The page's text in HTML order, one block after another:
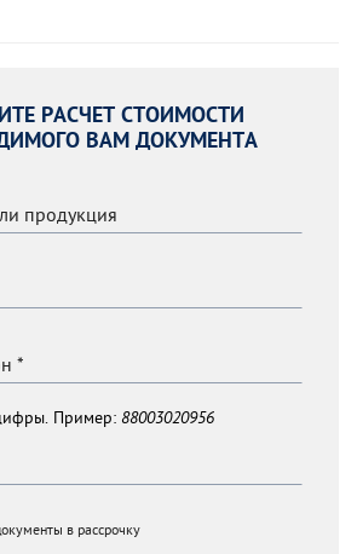
РАСЧЕТ СТОИМОСТИ
ВАМ ДОКУМЕНТА
Пример: 88003020956
в рассрочку